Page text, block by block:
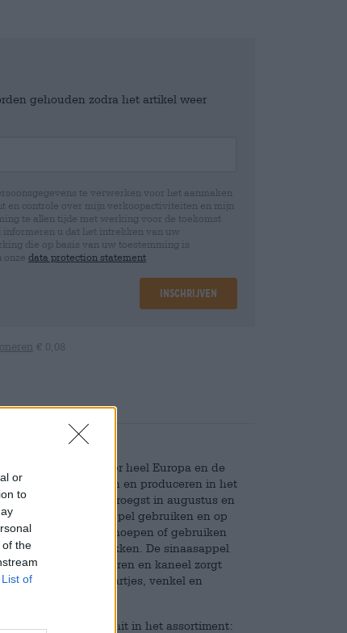
or
to
of the
List of
gehouden zodra het artikel weer
te verwerken voor het aanmaken
en controle over mijn verkoopactiviteiten en mijn
te allen tijde met werking voor de toekomst
u dat het intrekken van uw
die op basis van uw toestemming is
onze data protection statement
Inschrijven
€ 0,08
zich van daaruit over heel Europa en de
jaar door bladeren en produceren in het
rijpen op zijn vroegst in augustus en
van de sinaasappel gebruiken en op
drogen, ze snoepen of gebruiken
mee koken en bakken. De sinaasappel
tonen naar voren en kaneel zorgt
met sinaasappelpartjes, venkel en
geen nee.
een echte zomerhit in het assortiment: